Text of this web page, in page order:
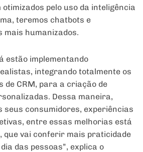
pelo uso da inteligência
teremos chatbots e
humanizados.
estão implementando
integrando totalmente os
de CRM, para a criação de
Dessa maneira,
seus consumidores, experiências
entre essas melhorias está
que vai conferir mais praticidade
das pessoas”, explica o